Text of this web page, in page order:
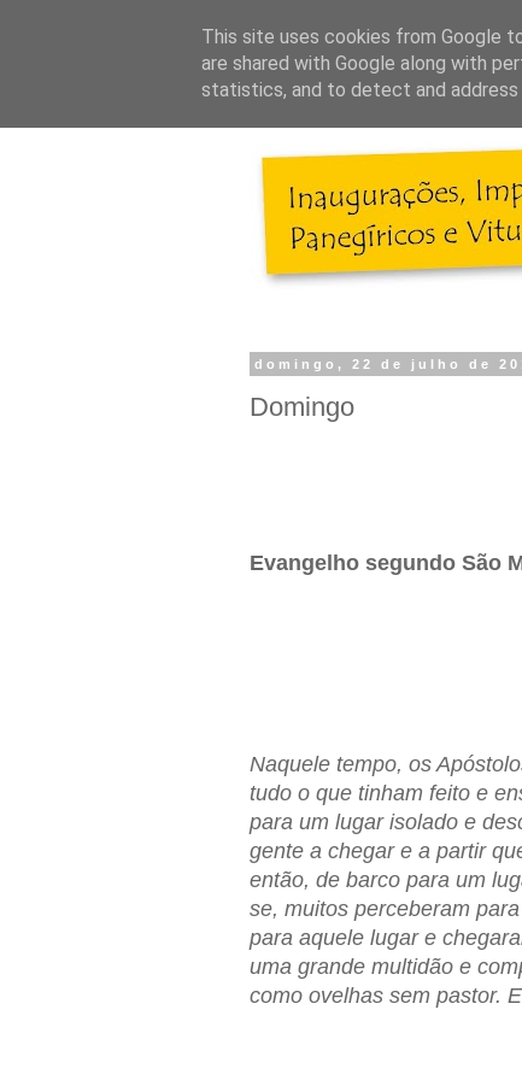
domingo, 22 de julho de
Domingo
Evangelho segundo São
Naquele tempo, os
tudo o que tinham feito e
para um lugar isolado e
gente a chegar e a partir
então, de barco para um
se, muitos perceberam
para aquele lugar e
uma grande multidão e
como ovelhas sem pastor.
This site uses cookies from Google
are shared with Google along with
statistics, and to detect and address